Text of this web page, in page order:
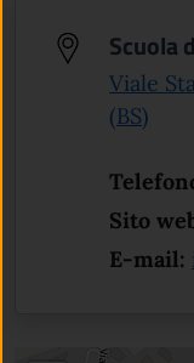
Scuola
Viale
(BS)
Sito
E-mail: